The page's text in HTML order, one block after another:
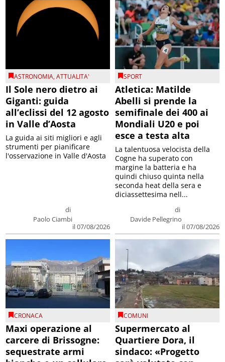
ASTRONOMIA,ATTUALITA'
Il Sole nero dietro ai
Giganti: guida
all’eclissi del 12 agosto
in Valle d’Aosta
di
Paolo Ciambi
il 07/08/2026
La guida ai siti migliori e agli
strumenti per pianificare
l'osservazione in Valle d'Aosta
SPORT
Atletica: Matilde
Abelli si prende la
semifinale dei 400 ai
Mondiali U20 e poi
esce a testa alta
di
Davide Pellegrino
il 07/08/2026
La talentuosa velocista della
Cogne ha superato con
margine la batteria e ha
quindi chiuso quinta nella
seconda heat della sera e
diciassettesima nell...
CRONACA
Maxi operazione al
carcere di Brissogne:
sequestrate armi
COMUNI
Supermercato al
Quartiere Dora, il
sindaco: «Progetto